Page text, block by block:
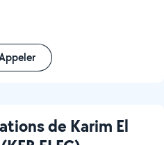
de Karim El